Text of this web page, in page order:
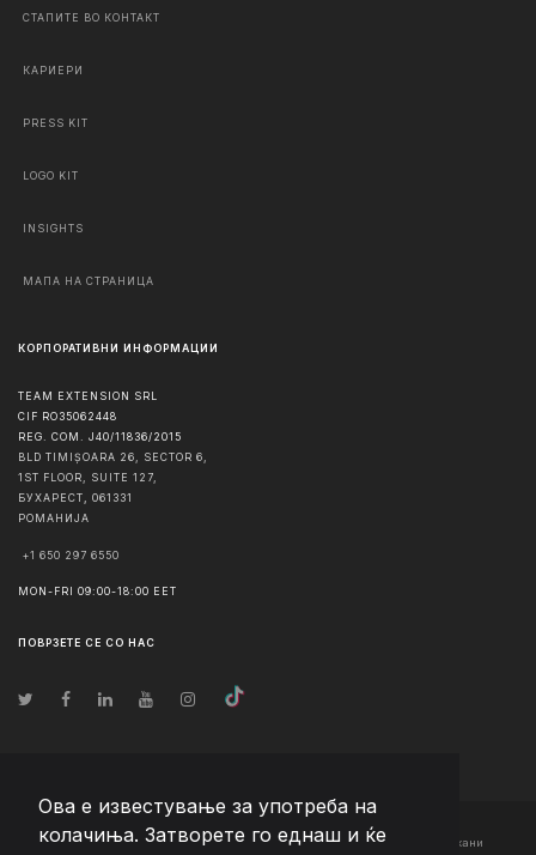
Ова е известување за употреба на
колачиња. Затворете го еднаш и ќе
СТАПИТЕ ВО КОНТАКТ
КАРИЕРИ
PRESS KIT
LOGO KIT
INSIGHTS
МАПА НА СТРАНИЦА
КОРПОРАТИВНИ ИНФОРМАЦИИ
TEAM EXTENSION SRL
CIF RO35062448
REG. COM. J40/11836/2015
BLD TIMIȘOARA 26, SECTOR 6,
1ST FLOOR, SUITE 127,
БУХАРЕСТ
061331
РОМАНИЈА
+1 650 297 6550
MON-FRI 09:00-18:00 EET
ПОВРЗЕТЕ СЕ СО НАС
© Авторско право2026 Team Extension Macedonia - Сите права задржани